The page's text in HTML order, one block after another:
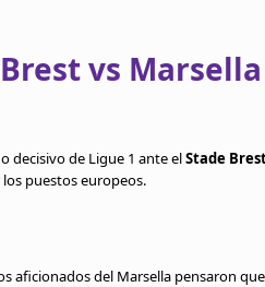
vs
decisivo de Ligue 1 ante elStade
puestos europeos.
aficionados del Marsella pensaron